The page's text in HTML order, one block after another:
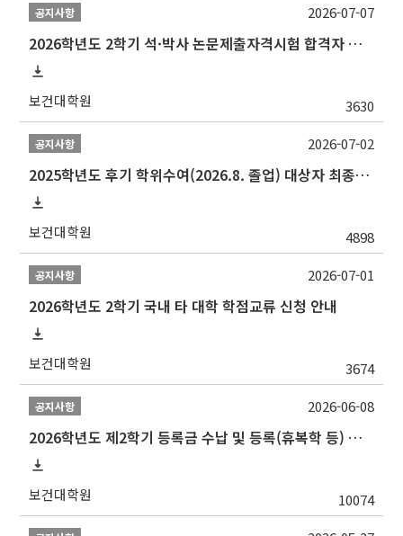
공지사항
2026학년도 2학기 석·박사 논문제출자격시험 합격자 공고(TSQ Exam Result)
보건대학원 3630
2026-07-07
공지사항
2025학년도 후기 학위수여(2026.8. 졸업) 대상자 최종인준 논문 제출 안내
보건대학원 4898
2026-07-02
공지사항
2026학년도 2학기 국내 타 대학 학점교류 신청 안내
보건대학원 3674
2026-07-01
공지사항
2026학년도 제2학기 등록금 수납 및 등록(휴복학 등) 일정 안내
보건대학원 10074
2026-06-08